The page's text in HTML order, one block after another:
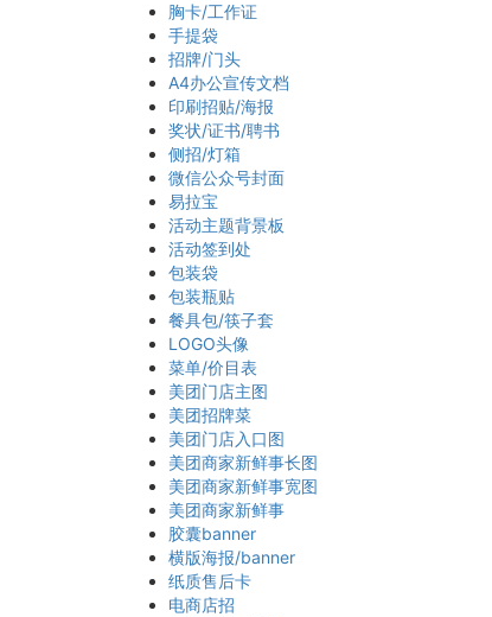
胸卡/工作证
手提袋
招牌/门头
A4办公宣传文档
印刷招贴/海报
奖状/证书/聘书
侧招/灯箱
微信公众号封面
易拉宝
活动主题背景板
活动签到处
包装袋
包装瓶贴
餐具包/筷子套
LOGO头像
菜单/价目表
美团门店主图
美团招牌菜
美团门店入口图
美团商家新鲜事长图
美团商家新鲜事宽图
美团商家新鲜事
胶囊banner
横版海报/banner
纸质售后卡
电商店招